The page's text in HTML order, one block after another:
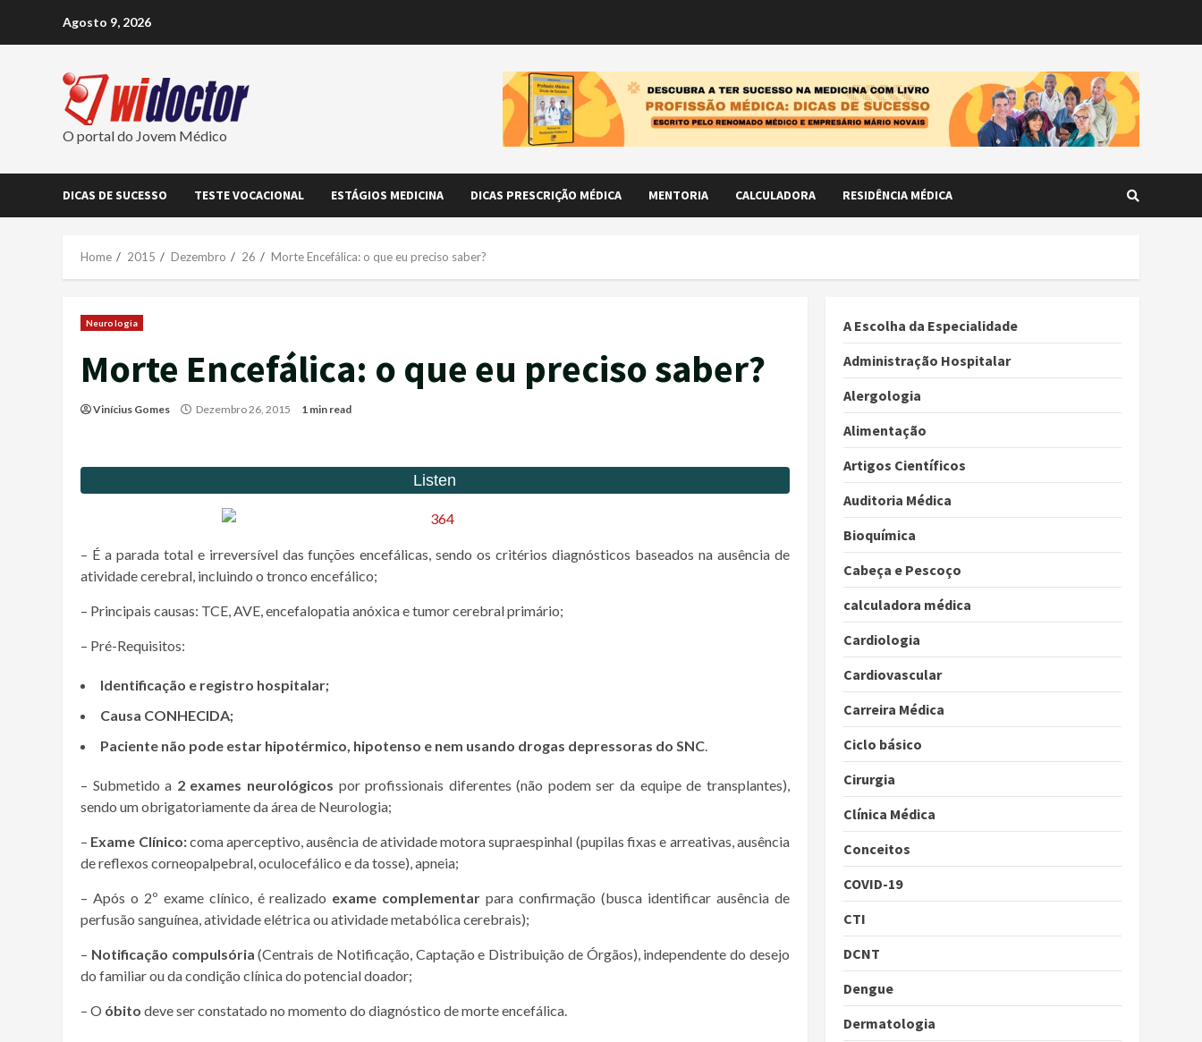
Agosto 9, 2026
O portal do Jovem Médico
DICAS DE SUCESSO TESTE VOCACIONAL ESTÁGIOS MEDICINA DICAS PRESCRIÇÃO MÉDICA MENTORIA CALCULADORA RESIDÊNCIA MÉDICA
Home 2015 Dezembro 26 Morte Encefálica: o que eu preciso saber?
Neurologia
Morte Encefálica: o que eu preciso saber?
Vinícius Gomes Dezembro 26, 2015 1 min read
– É a parada total e irreversível das funções encefálicas, sendo os critérios diagnósticos baseados na ausência de
atividade cerebral, incluindo o tronco encefálico;
– Principais causas: TCE, AVE, encefalopatia anóxica e tumor cerebral primário;
– Pré-Requisitos:
Identificação e registro hospitalar;
Causa CONHECIDA;
Paciente não pode estar hipotérmico, hipotenso e nem usando drogas depressoras do SNC.
– Submetido a 2 exames neurológicos por profissionais diferentes (não podem ser da equipe de transplantes),
sendo um obrigatoriamente da área de Neurologia;
– Exame Clínico:coma aperceptivo, ausência de atividade motora supraespinhal (pupilas fixas e arreativas, ausência
de reflexos corneopalpebral, oculocefálico e da tosse), apneia;
– Após o 2º exame clínico, é realizado exame complementar para confirmação (busca identificar ausência de
perfusão sanguínea, atividade elétrica ou atividade metabólica cerebrais);
– Notificação compulsória (Centrais de Notificação, Captação e Distribuição de Órgãos), independente do desejo
do familiar ou da condição clínica do potencial doador;
– O óbito deve ser constatado no momento do diagnóstico de morte encefálica.
A Escolha da Especialidade
Administração Hospitalar
Alergologia
Alimentação
Artigos Científicos
Auditoria Médica
Bioquímica
Cabeça e Pescoço
calculadora médica
Cardiologia
Cardiovascular
Carreira Médica
Ciclo básico
Cirurgia
Clínica Médica
Conceitos
COVID-19
CTI
DCNT
Dengue
Dermatologia